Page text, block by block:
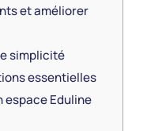
et améliorer
simplicité
essentielles
espace Eduline